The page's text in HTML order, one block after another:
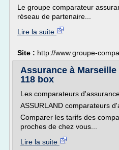
Le groupe comparateur
réseau de partenaire...
Lire la suite
Site : http://www.groupe-
Assurance à
118 box
Les comparateurs
ASSURLAND comparateurs
Comparer les tarifs des
proches de chez vous...
Lire la suite